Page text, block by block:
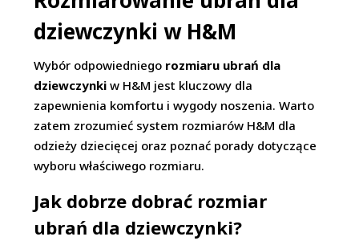
dziewczynki w H&M
Wybór odpowiedniego rozmiaru ubrań dla
dziewczynki w H&M jest kluczowy dla
zapewnienia komfortu i wygody noszenia. Warto
zatem zrozumieć system rozmiarów H&M dla
odzieży dziecięcej oraz poznać porady dotyczące
wyboru właściwego rozmiaru.
Jak dobrze dobrać rozmiar
ubrań dla dziewczynki?